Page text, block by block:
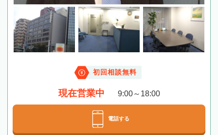
初回相談無料
現在営業中 9:00～18:00
電話する